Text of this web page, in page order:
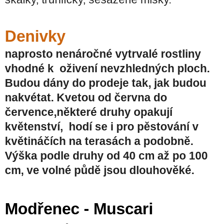
Denivky
naprosto nenáročné vytrvalé rostliny
vhodné k oživení nevzhledných ploch.
Budou dány do prodeje tak, jak budou
nakvétat. Kvetou od června do
července,některé druhy opakují
květenství, hodí se i pro pěstování v
květináčích na terasách a podobně.
Výška podle druhy od 40 cm až po 100
cm, ve volné půdě jsou dlouhověké.
Modřenec - Muscari